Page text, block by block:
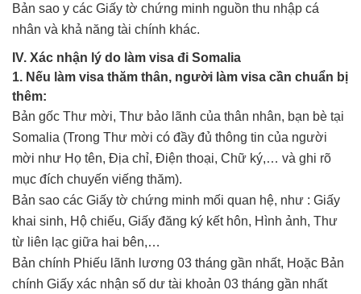
Bản sao y các Giấy tờ chứng minh nguồn thu nhập cá
nhân và khả năng tài chính khác.
IV. Xác nhận lý do làm visa đi Somalia
1. Nếu làm visa thăm thân, người làm visa cần chuẩn bị
thêm:
Bản gốc Thư mời, Thư bảo lãnh của thân nhân, bạn bè tại
Somalia (Trong Thư mời có đầy đủ thông tin của người
mời như Họ tên, Địa chỉ, Điện thoại, Chữ ký,… và ghi rõ
mục đích chuyến viếng thăm).
Bản sao các Giấy tờ chứng minh mối quan hệ, như : Giấy
khai sinh, Hộ chiếu, Giấy đăng ký kết hôn, Hình ảnh, Thư
từ liên lạc giữa hai bên,…
Bản chính Phiếu lãnh lương 03 tháng gần nhất, Hoặc Bản
chính Giấy xác nhận số dư tài khoản 03 tháng gần nhất